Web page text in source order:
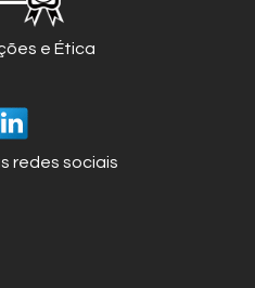
e Ética
redes sociais